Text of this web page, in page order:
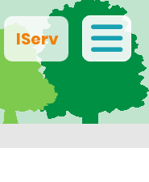
IServ